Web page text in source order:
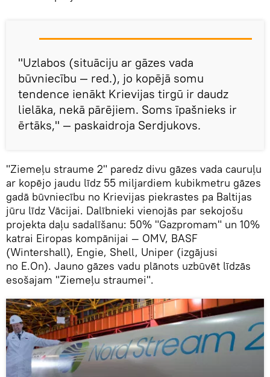
"Uzlabos (situāciju ar gāzes vada
būvniecību — red.), jo kopējā somu
tendence ienākt Krievijas tirgū ir daudz
lielāka, nekā pārējiem. Soms īpašnieks ir
ērtāks," — paskaidroja Serdjukovs.
"Ziemeļu straume 2" paredz divu gāzes vada cauruļu
ar kopējo jaudu līdz 55 miljardiem kubikmetru gāzes
gadā būvniecību no Krievijas piekrastes pa Baltijas
jūru līdz Vācijai. Dalībnieki vienojās par sekojošu
projekta daļu sadalīšanu: 50% "Gazpromam" un 10%
katrai Eiropas kompānijai — OMV, BASF
(Wintershall), Engie, Shell, Uniper (izgājusi
no E.On). Jauno gāzes vadu plānots uzbūvēt līdzās
esošajam "Ziemeļu straumei".